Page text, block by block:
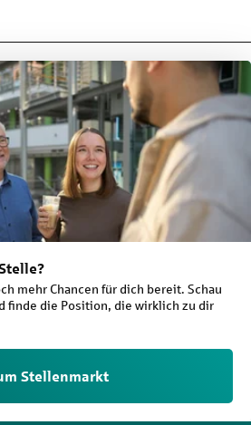
mehr Chancen für dich bereit. Schau
finde die Position, die wirklich zu dir
Stellenmarkt